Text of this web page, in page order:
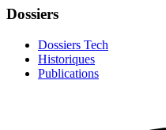
Dossiers
Dossiers Tech
Historiques
Publications